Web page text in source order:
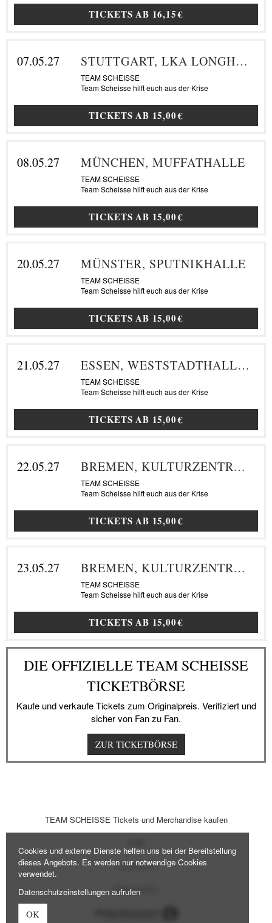
TICKETS AB 16,15 €
07.05.27 STUTTGART, LKA LONGHORN
TEAM SCHEISSE
Team Scheisse hilft euch aus der Krise
TICKETS AB 15,00 €
08.05.27 MÜNCHEN, MUFFATHALLE
TEAM SCHEISSE
Team Scheisse hilft euch aus der Krise
TICKETS AB 15,00 €
20.05.27 MÜNSTER, SPUTNIKHALLE
TEAM SCHEISSE
Team Scheisse hilft euch aus der Krise
TICKETS AB 15,00 €
21.05.27 ESSEN, WESTSTADTHALLE ESSEN
TEAM SCHEISSE
Team Scheisse hilft euch aus der Krise
TICKETS AB 15,00 €
22.05.27 BREMEN, KULTURZENTRUM SCHLACHTHOF
TEAM SCHEISSE
Team Scheisse hilft euch aus der Krise
TICKETS AB 15,00 €
23.05.27 BREMEN, KULTURZENTRUM SCHLACHTHOF
TEAM SCHEISSE
Team Scheisse hilft euch aus der Krise
TICKETS AB 15,00 €
DIE OFFIZIELLE TEAM SCHEISSE
TICKETBÖRSE
Kaufe und verkaufe Tickets zum Originalpreis. Verifiziert und
sicher von Fan zu Fan.
ZUR TICKETBÖRSE
TEAM SCHEISSE Tickets und Merchandise kaufen
Impressum
Datenschutz
Cookies und externe Dienste helfen uns bei der Bereitstellung
dieses Angebots. Es werden nur notwendige Cookies
verwendet.
Datenschutzeinstellungen aufrufen
OK